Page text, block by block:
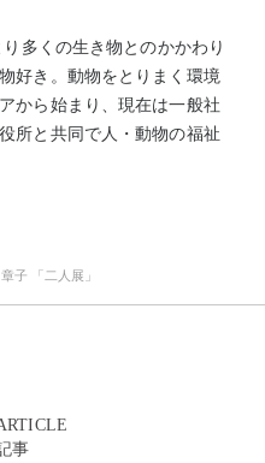
多くの生き物とのかかわり
好き。動物をとりまく環境
から始まり、現在は一般社
所と共同で人・動物の福祉
子 「二人展」
事